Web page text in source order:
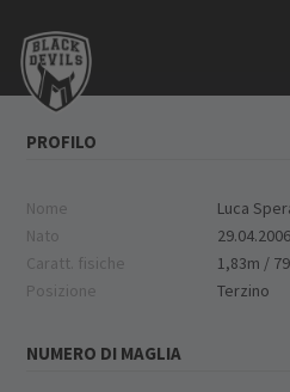
PROFILO
Nome
Luca
Nato
Caratt. fisiche
1,83m /
Posizione
Terzino
NUMERO DI MAGLIA